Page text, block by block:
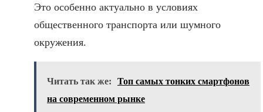
Это особенно актуально в условиях
общественного транспорта или шумного
окружения.
Читать так же:
Топ самых тонких смартфонов
на современном рынке